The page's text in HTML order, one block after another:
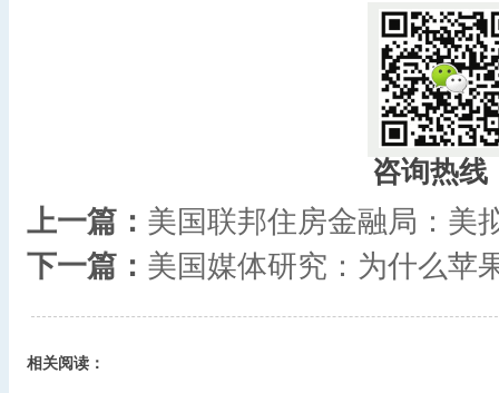
咨询热线
上一篇： 美国联邦住房金融局：美
下一篇： 美国媒体研究：为什么苹
相关阅读：